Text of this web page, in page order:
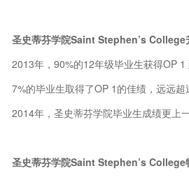
圣史蒂芬学院Saint Stephen’s College
2013年，90%的12年级毕业生获得OP
7%的毕业生取得了OP 1的佳绩，远远超
2014年，圣史蒂芬学院毕业生成绩更上
圣史蒂芬学院Saint Stephen’s College